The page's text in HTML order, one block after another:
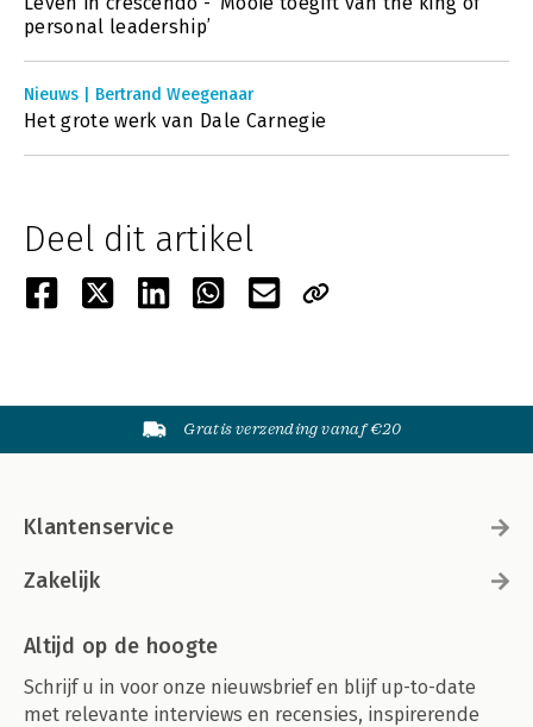
personal leadership’
Nieuws | Bertrand Weegenaar
Het grote werk van Dale Carnegie
Deel dit artikel
Gratis verzending vanaf €20
Klantenservice
Zakelijk
Altijd op de hoogte
Schrijf u in voor onze nieuwsbrief en blijf up-to-date
met relevante interviews en recensies, inspirerende